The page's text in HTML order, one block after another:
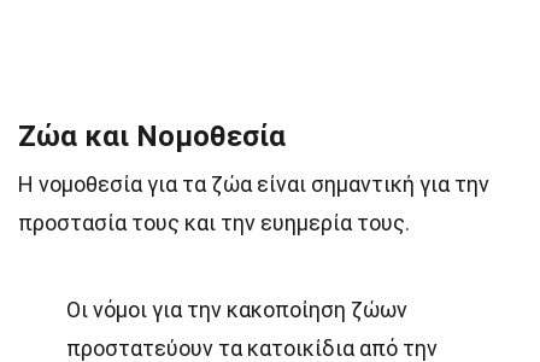
Ζώα και Νομοθεσία
Η νομοθεσία για τα ζώα είναι σημαντική για την
προστασία τους και την ευημερία τους.
Οι νόμοι για την κακοποίηση ζώων
προστατεύουν τα κατοικίδια από την